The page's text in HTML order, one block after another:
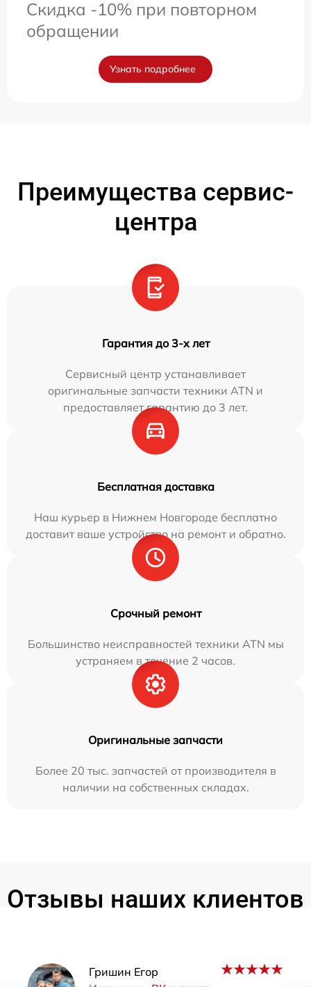
Скидка -10% при повторном
обращении
Узнать подробнее
Преимущества сервис-
центра
Гарантия до 3-х лет
Сервисный центр устанавливает
оригинальные запчасти техники ATN и
предоставляет гарантию до 3 лет.
Бесплатная доставка
Наш курьер в Нижнем Новгороде бесплатно
доставит ваше устройство на ремонт и обратно.
Срочный ремонт
Большинство неисправностей техники ATN мы
устраняем в течение 2 часов.
Оригинальные запчасти
Более 20 тыс. запчастей от производителя в
наличии на собственных складах.
Отзывы наших клиентов
Гришин Егор
Наши мастера